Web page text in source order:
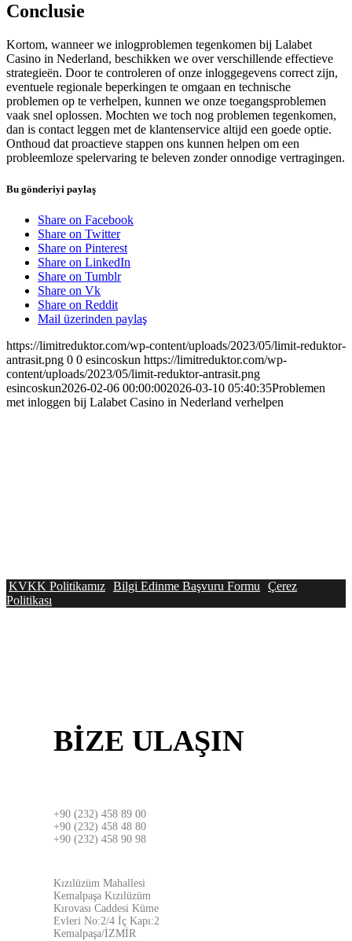
Conclusie
Kortom, wanneer we inlogproblemen tegenkomen bij Lalabet
Casino in Nederland, beschikken we over verschillende effectieve
strategieën. Door te controleren of onze inloggegevens correct zijn,
eventuele regionale beperkingen te omgaan en technische
problemen op te verhelpen, kunnen we onze toegangsproblemen
vaak snel oplossen. Mochten we toch nog problemen tegenkomen,
dan is contact leggen met de klantenservice altijd een goede optie.
Onthoud dat proactieve stappen ons kunnen helpen om een
probleemloze spelervaring te beleven zonder onnodige vertragingen.
Bu gönderiyi paylaş
Share on Facebook
Share on Twitter
Share on Pinterest
Share on LinkedIn
Share on Tumblr
Share on Vk
Share on Reddit
Mail üzerinden paylaş
https://limitreduktor.com/wp-content/uploads/2023/05/limit-reduktor-
antrasit.png 0 0 esincoskun https://limitreduktor.com/wp-
content/uploads/2023/05/limit-reduktor-antrasit.png
esincoskun2026-02-06 00:00:002026-03-10 05:40:35Problemen
met inloggen bij Lalabet Casino in Nederland verhelpen
KVKK Politikamız Bilgi Edinme Başvuru Formu
Çerez
Politikası
BİZE ULAŞIN
+90 (232) 458 89 00
+90 (232) 458 48 80
+90 (232) 458 90 98
Kızılüzüm Mahallesi
Kemalpaşa Kızılüzüm
Kırovası Caddesi Küme
Evleri No:2/4 İç Kapı:2
Kemalpaşa/İZMİR